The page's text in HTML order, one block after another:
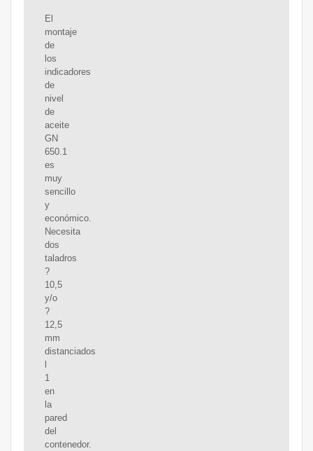
El
montaje
de
los
indicadores
de
nivel
de
aceite
GN
650.1
es
muy
sencillo
y
económico.
Necesita
dos
taladros
?
10,5
y/o
?
12,5
mm
distanciados
1
en
la
pared
del
contenedor.